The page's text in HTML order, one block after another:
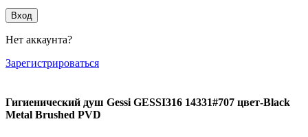
Вход
Нет аккаунта?
Зарегистрироваться
Гигиенический душ Gessi GESSI316 14331#707 цвет-Black
Metal Brushed PVD